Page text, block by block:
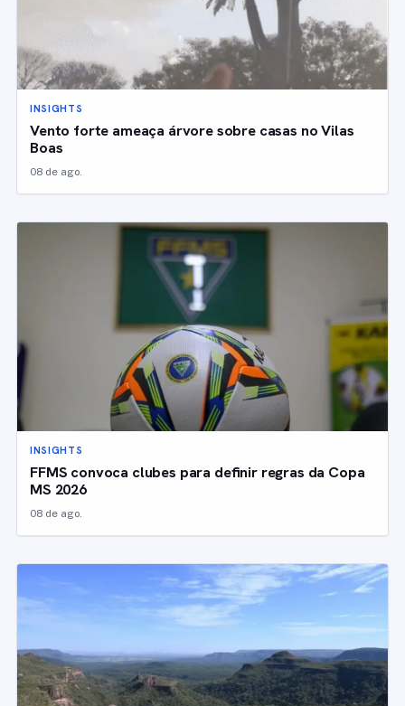
INSIGHTS
Vento forte ameaça árvore sobre casas no Vilas
Boas
08 de ago.
INSIGHTS
FFMS convoca clubes para definir regras da Copa
MS 2026
08 de ago.